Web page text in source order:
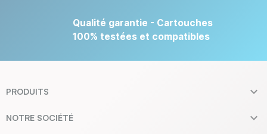
Qualité garantie - Cartouches
100% testées et compatibles
PRODUITS 
NOTRE SOCIÉTÉ 